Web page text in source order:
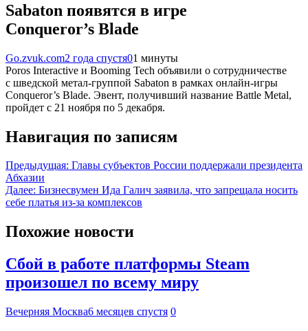
Sabaton появятся в игре
Conqueror’s Blade
Go.zvuk.com2 года спустя01 минуты
Poros Interactive и Booming Tech объявили о сотрудничестве
с шведской метал-группой Sabaton в рамках онлайн-игры
Conqueror’s Blade. Эвент, получивший название Battle Metal,
пройдет с 21 ноября по 5 декабря.
Навигация по записям
Предыдущая: Главы субъектов России поддержали президента
Абхазии
Далее: Бизнесвумен Ида Галич заявила, что запрещала носить
себе платья из-за комплексов
Похожие новости
Сбой в работе платформы Steam
произошел по всему миру
Вечерняя Москва6 месяцев спустя 0